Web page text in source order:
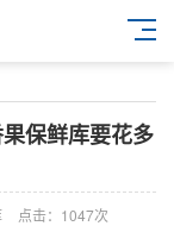
保鲜库要花多
点击： 1047次